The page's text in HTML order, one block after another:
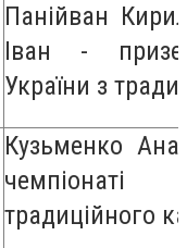
Панійван
Іван -
України з
Кузьменко
традиційного